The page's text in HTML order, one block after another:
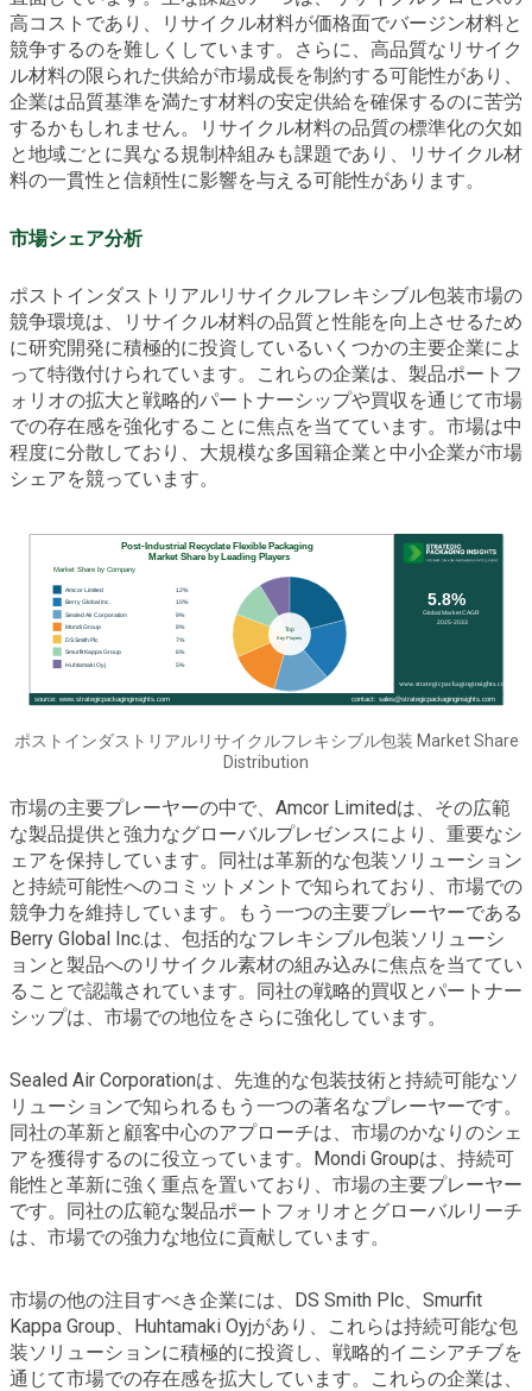
高コストであり、リサイクル材料が価格面でバージン材料と
競争するのを難しくしています。さらに、高品質なリサイク
ル材料の限られた供給が市場成長を制約する可能性があり、
企業は品質基準を満たす材料の安定供給を確保するのに苦労
するかもしれません。リサイクル材料の品質の標準化の欠如
と地域ごとに異なる規制枠組みも課題であり、リサイクル材
料の一貫性と信頼性に影響を与える可能性があります。
市場シェア分析
ポストインダストリアルリサイクルフレキシブル包装市場の
競争環境は、リサイクル材料の品質と性能を向上させるため
に研究開発に積極的に投資しているいくつかの主要企業によ
って特徴付けられています。これらの企業は、製品ポートフ
ォリオの拡大と戦略的パートナーシップや買収を通じて市場
での存在感を強化することに焦点を当てています。市場は中
程度に分散しており、大規模な多国籍企業と中小企業が市場
シェアを競っています。
ポストインダストリアルリサイクルフレキシブル包装 Market Share
Distribution
市場の主要プレーヤーの中で、Amcor Limitedは、その広範
な製品提供と強力なグローバルプレゼンスにより、重要なシ
ェアを保持しています。同社は革新的な包装ソリューション
と持続可能性へのコミットメントで知られており、市場での
競争力を維持しています。もう一つの主要プレーヤーである
Berry Global Inc.は、包括的なフレキシブル包装ソリューシ
ョンと製品へのリサイクル素材の組み込みに焦点を当ててい
ることで認識されています。同社の戦略的買収とパートナー
シップは、市場での地位をさらに強化しています。
Sealed Air Corporationは、先進的な包装技術と持続可能なソ
リューションで知られるもう一つの著名なプレーヤーです。
同社の革新と顧客中心のアプローチは、市場のかなりのシェ
アを獲得するのに役立っています。Mondi Groupは、持続可
能性と革新に強く重点を置いており、市場の主要プレーヤー
です。同社の広範な製品ポートフォリオとグローバルリーチ
は、市場での強力な地位に貢献しています。
市場の他の注目すべき企業には、DS Smith Plc、Smurfit
Kappa Group、Huhtamaki Oyjがあり、これらは持続可能な包
装ソリューションに積極的に投資し、戦略的イニシアチブを
通じて市場での存在感を拡大しています。これらの企業は、